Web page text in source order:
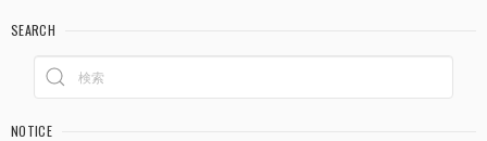
SEARCH
NOTICE